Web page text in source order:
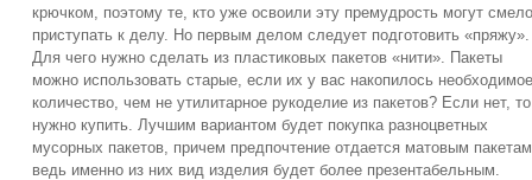
крючком, поэтому те, кто уже освоили эту премудрость могут смело
приступать к делу. Но первым делом следует подготовить «пряжу».
Для чего нужно сделать из пластиковых пакетов «нити». Пакеты
можно использовать старые, если их у вас накопилось необходимое
количество, чем не утилитарное рукоделие из пакетов? Если нет, то
нужно купить. Лучшим вариантом будет покупка разноцветных
мусорных пакетов, причем предпочтение отдается матовым
ведь именно из них вид изделия будет более презентабельным.